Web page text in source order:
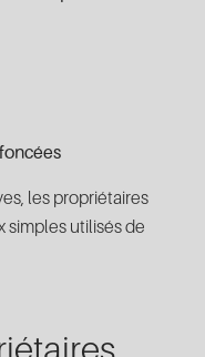
les propriétaires
simples utilisés de